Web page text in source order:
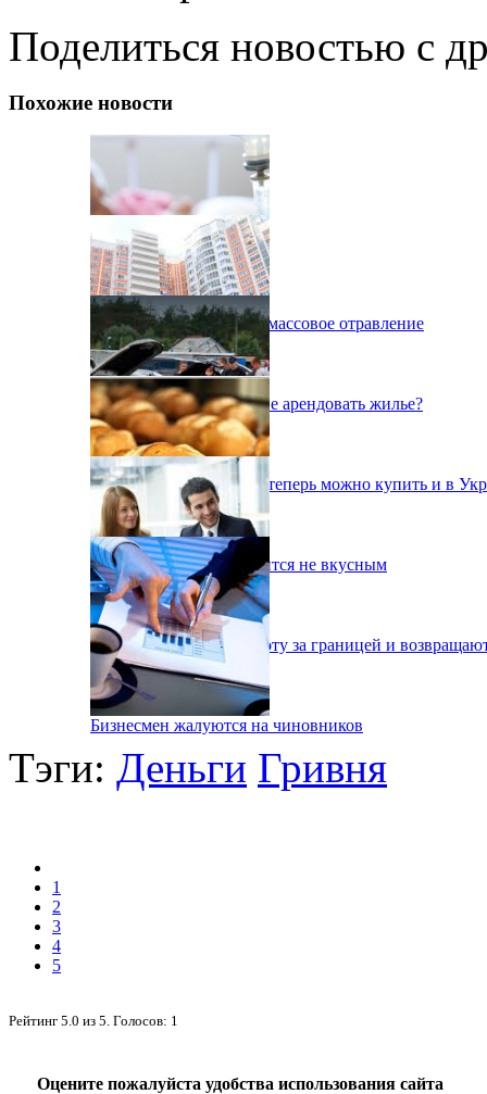
Поделиться новостью с
Похожие новости
В Харькове произошло массовое отравление
Как безопасно в Украине арендовать жилье?
Дешевые б/у иномарки теперь можно купить и в
В Украине хлеб становится не вкусным
Украинцы бросают работу за границей и
Бизнесмен жалуются на чиновников
Тэги: Деньги Гривня
1
2
3
4
5
Рейтинг 5.0 из 5 . Голосов: 1
Оцените пожалуйста удобства использования сайта